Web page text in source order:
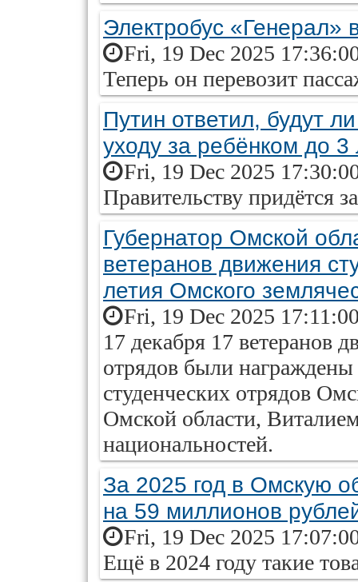
Электробус
Fri, 19 Dec 2025
Теперь он перевозит
Путин ответил, будут
уходу за ребёнком до 3
Fri, 19 Dec 2025
Правительству придётся
Губернатор Омской
ветеранов движения
летия Омского
Fri, 19 Dec 2025
17 декабря 17 ветеранов
отрядов были
студенческих отрядов
Омской области,
национальностей.
За 2025 год в Омскую
на 59 миллионов
Fri, 19 Dec 2025
Ещё в 2024 году такие